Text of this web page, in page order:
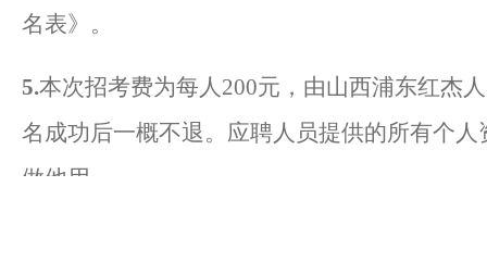
名表》。
5.本次招考费为每人200元，由山西浦东红杰
名成功后一概不退。应聘人员提供的所有个
做他用。